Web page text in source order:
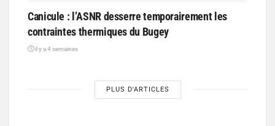
Canicule : l’ASNR desserre temporairement les
contraintes thermiques du Bugey
il y a 4 semaines
PLUS D'ARTICLES